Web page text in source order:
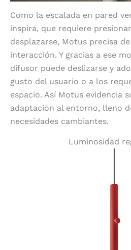
Como la escalada en pared
inspira, que requiere
desplazarse, Motus precisa
interacción. Y gracias a ese
difusor puede deslizarse y
gusto del usuario o a los
espacio. Así Motus evidencia
adaptación al entorno, lleno
necesidades cambiantes.
Luminosidad